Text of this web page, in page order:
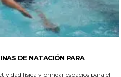
DE NATACIÓN PARA